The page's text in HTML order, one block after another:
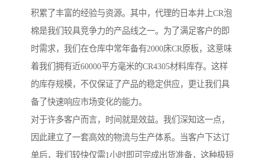
积累了丰富的经验与资源。其中，代理的日本井上CR泡
棉是我们较具竞争力的产品线之一。为了满足客户的即
时需求，我们在仓库中常年备有2000床CR原板，这意味
着我们拥有近60000平方毫米的CR4305材料库存。这样
的库存规模，不仅保证了产品的稳定供应，更让我们具
备了快速响应市场变化的能力。
对于许多客户而言，时间就是效益。我们深知这一点，
因此建立了一套高效的物流与生产体系。当客户下达订
单后，我们较快仅需1小时即可完成出货准备，这种极短